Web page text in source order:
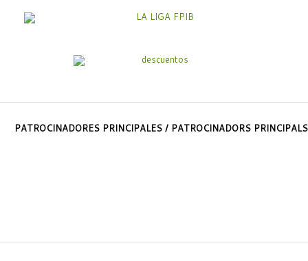
PATROCINADORES PRINCIPALES / PATROCINADORS PRINCIPALS